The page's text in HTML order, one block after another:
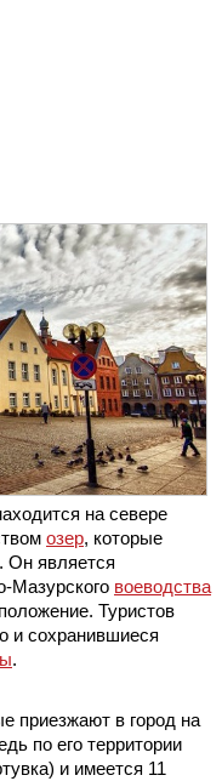
на севере
озер, которые
Он является
Мазурского воеводства
Туристов
и сохранившиеся
.
приезжают в город на
по его территории
и имеется 11